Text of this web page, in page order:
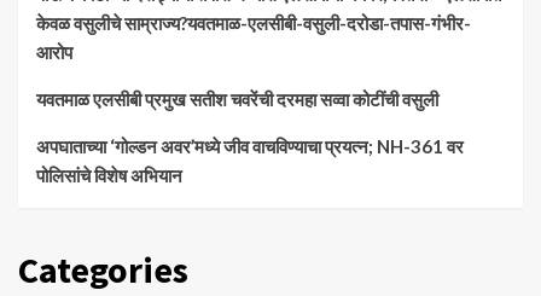
केवळ वसुलीचे साम्राज्य?यवतमाळ-एलसीबी-वसुली-दरोडा-तपास-गंभीर-
आरोप
यवतमाळ एलसीबी प्रमुख सतीश चवरेंची दरमहा सव्वा कोटींची वसुली
अपघाताच्या ‘गोल्डन अवर’मध्ये जीव वाचविण्याचा प्रयत्न; NH-361 वर
पोलिसांचे विशेष अभियान
Categories